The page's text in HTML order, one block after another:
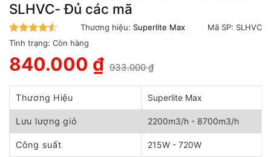
SLHVC- Đủ các mã
4.5trên 5
Thương hiệu: Superlite Max Mã SP: SLHVC
Tình trạng: Còn hàng
933.000₫
gốc
là:
933.000 ₫.
840.000 ₫
hiện
tại
840.000 ₫.
Thương Hiệu Superlite Max
Lưu lượng gió 2200m3/h - 8700m3/h
Công suất 215W - 720W